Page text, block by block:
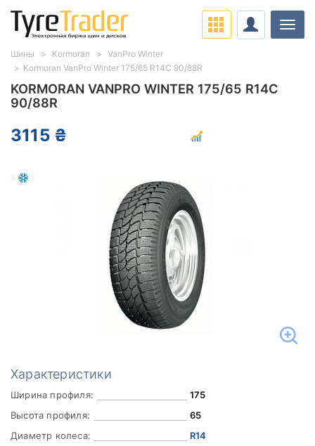
KORMORAN VANPRO WINTER 175/65 R14C
90/88R
3115 ₴
Характеристики
Ширина профиля:
175
Высота профиля:
65
Диаметр колеса:
R14
Шины Kormoran
VanPro Winter
Kormoran VanPro Winter 175/65 R14C 90/88R